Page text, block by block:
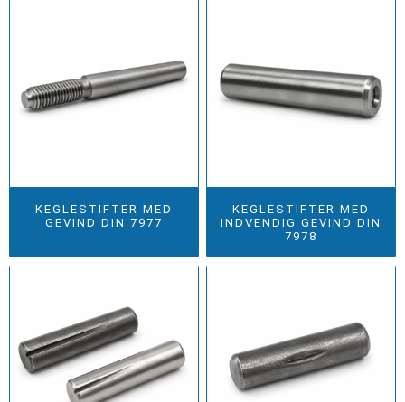
KEGLESTIFTER MED
GEVIND DIN 7977
KEGLESTIFTER MED
INDVENDIG GEVIND DIN
7978